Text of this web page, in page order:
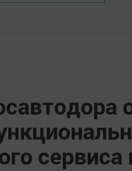
сервиса